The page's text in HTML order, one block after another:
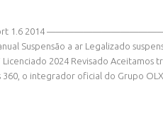
1.6 2014
Suspensão a ar Legalizado
2024 Revisado Aceitamos
o integrador oficial do Grupo